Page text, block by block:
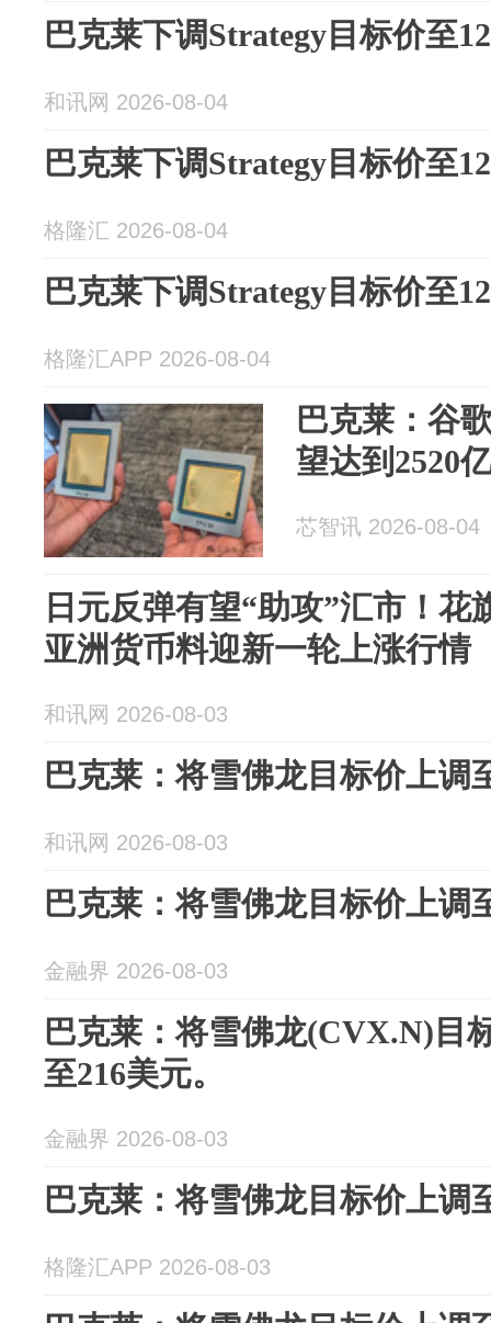
巴克莱下调Strategy目标价至
和讯网 2026-08-04
巴克莱下调Strategy目标价至
格隆汇 2026-08-04
巴克莱下调Strategy目标价至
格隆汇APP 2026-08-04
巴克莱：谷
望达到2520
芯智讯 2026-08-04
日元反弹有望“助攻”汇市！花
亚洲货币料迎新一轮上涨行情
和讯网 2026-08-03
巴克莱：将雪佛龙目标价上调
和讯网 2026-08-03
巴克莱：将雪佛龙目标价上调
金融界 2026-08-03
巴克莱：将雪佛龙(CVX.N)目
至216美元。
金融界 2026-08-03
巴克莱：将雪佛龙目标价上调
格隆汇APP 2026-08-03